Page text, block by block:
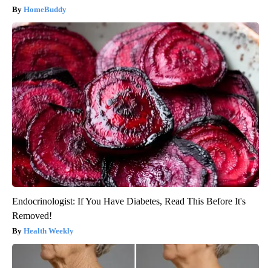
HomeBuddy
Endocrinologist: If You Have Diabetes, Read This Before It's
Removed!
Health Weekly